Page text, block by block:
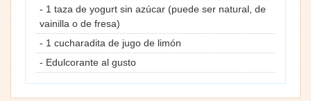
- 1 taza de yogurt sin azúcar (puede ser natural, de
vainilla o de fresa)
- 1 cucharadita de jugo de limón
- Edulcorante al gusto